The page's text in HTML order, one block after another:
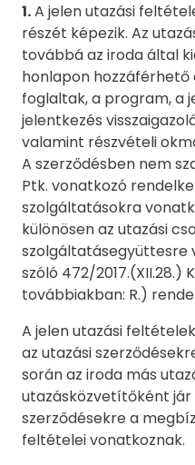
1.A jelen utazási
részét képezik. Az
továbbá az iroda által
honlapon
foglaltak, a program, a
jelentkezés
valamint részvételi
A szerződésben nem
Ptk. vonatkozó
szolgáltatásokra
különösen az utazási
szolgáltatásegyüttesre
szóló 472/
továbbiakban: R.)
A jelen utazási
az utazási
során az iroda más
utazásközvetítőként jár
szerződésekre a
feltételei vonatkoznak.